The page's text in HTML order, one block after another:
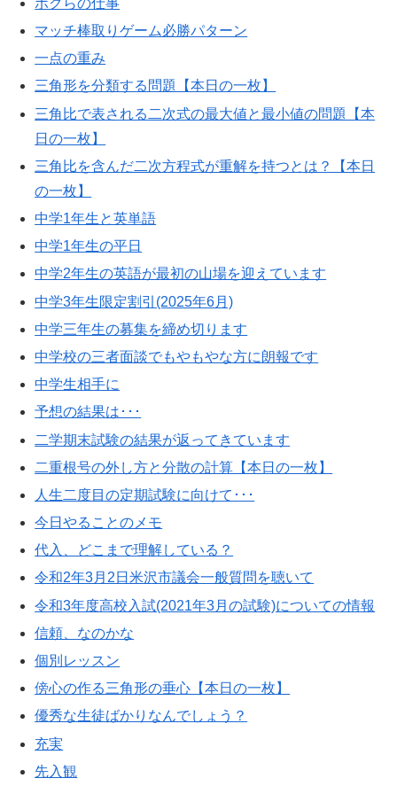
ボクらの仕事
マッチ棒取りゲーム必勝パターン
一点の重み
三角形を分類する問題【本日の一枚】
三角比で表される二次式の最大値と最小値の問題【本
日の一枚】
三角比を含んだ二次方程式が重解を持つとは？【本日
の一枚】
中学1年生と英単語
中学1年生の平日
中学2年生の英語が最初の山場を迎えています
中学3年生限定割引(2025年6月)
中学三年生の募集を締め切ります
中学校の三者面談でもやもやな方に朗報です
中学生相手に
予想の結果は･･･
二学期末試験の結果が返ってきています
二重根号の外し方と分散の計算【本日の一枚】
人生二度目の定期試験に向けて･･･
今日やることのメモ
代入、どこまで理解している？
令和2年3月2日米沢市議会一般質問を聴いて
令和3年度高校入試(2021年3月の試験)についての情報
信頼、なのかな
個別レッスン
傍心の作る三角形の垂心【本日の一枚】
優秀な生徒ばかりなんでしょう？
充実
先入観